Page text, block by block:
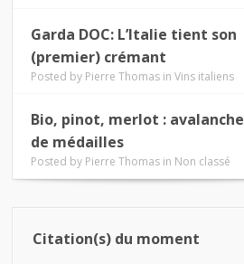
Garda DOC: L’Italie tient son
(premier) crémant
Posted by Pierre Thomas in Vins italiens
Bio, pinot, merlot : avalanche
de médailles
Posted by Pierre Thomas in Non classé
Citation(s) du moment